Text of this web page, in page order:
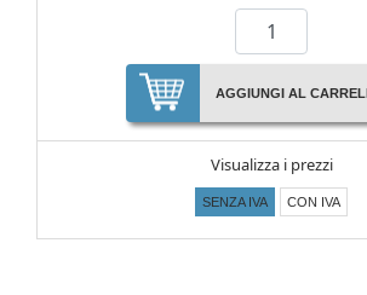
AGGIUNGI AL
Visualizza i prezzi
SENZA IVA CON IVA